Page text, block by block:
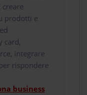
prodotti e
card,
integrare
rispondere
business